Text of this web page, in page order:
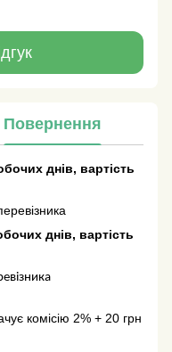
Повернення
днів, вартість
днів, вартість
комісію 2% + 20 грн